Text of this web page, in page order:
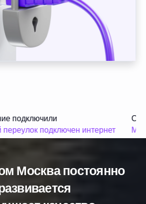
подключили
подключен интернет
Москва постоянно